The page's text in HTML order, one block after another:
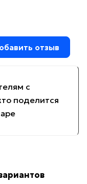
с
поделится
отзыв